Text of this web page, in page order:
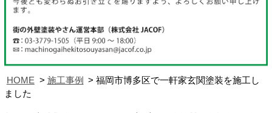
HOME 施工事例
福岡市博多区で一軒家玄関塗装を施工し
ました